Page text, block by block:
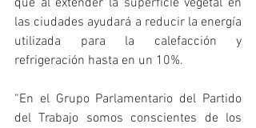
que al extender la superficie vegetal en
las ciudades ayudará a reducir la energía
utilizada para la calefacción y
refrigeración hasta en un 10%.
“En el Grupo Parlamentario del Partido
del Trabajo somos conscientes de los